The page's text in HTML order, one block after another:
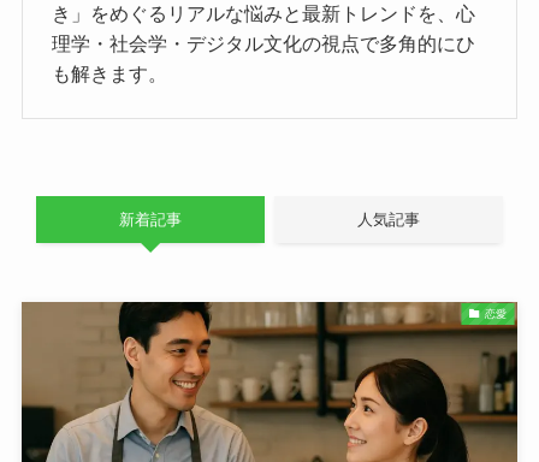
き」をめぐるリアルな悩みと最新トレンドを、心
理学・社会学・デジタル文化の視点で多角的にひ
も解きます。
新着記事 人気記事
恋愛